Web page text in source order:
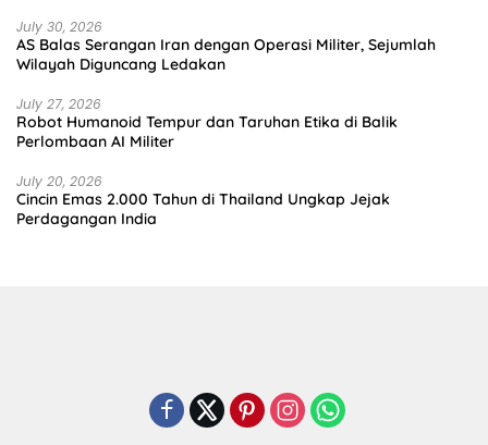
July 30, 2026
AS Balas Serangan Iran dengan Operasi Militer, Sejumlah
Wilayah Diguncang Ledakan
July 27, 2026
Robot Humanoid Tempur dan Taruhan Etika di Balik
Perlombaan AI Militer
July 20, 2026
Cincin Emas 2.000 Tahun di Thailand Ungkap Jejak
Perdagangan India